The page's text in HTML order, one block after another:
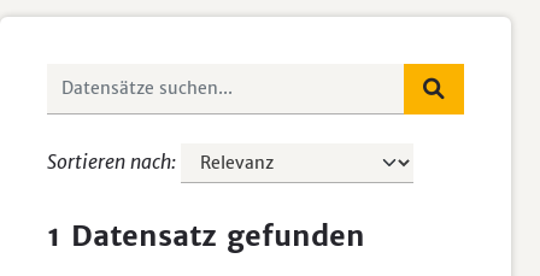
Sortieren nach
1 Datensatz gefunden